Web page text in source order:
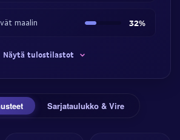
maalin 32%
Näytä tulostilastot
Sarjataulukko & Vire